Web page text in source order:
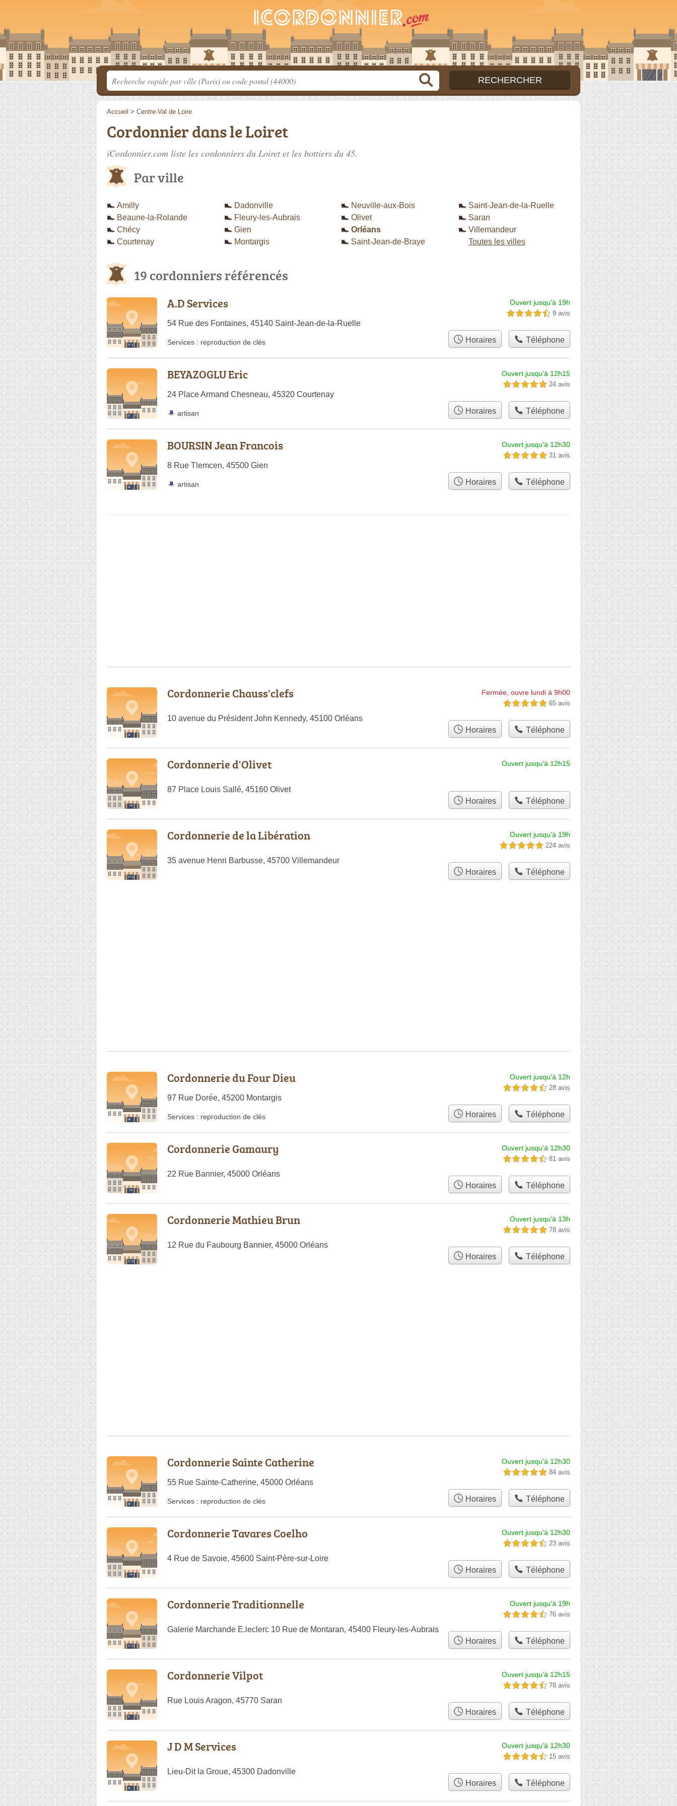
Accueil > Centre-Val de Loire
Cordonnier dans le Loiret
iCordonnier.com liste les cordonniers du Loiret et les bottiers du 45.
Par ville
Amilly
Beaune-la-Rolande
Chécy
Courtenay
Dadonville
Fleury-les-Aubrais
Gien
Montargis
Neuville-aux-Bois
Olivet
Orléans
Saint-Jean-de-Braye
Saint-Jean-de-la-Ruelle
Saran
Villemandeur
Toutes les villes
19 cordonniers référencés
A.D Services
54 Rue des Fontaines, 45140 Saint-Jean-de-la-Ruelle
Ouvert jusqu'à 19h
4,5 étoiles sur 5 9 avis
Services : reproduction de clés Horaires Téléphone
BEYAZOGLU Eric
24 Place Armand Chesneau, 45320 Courtenay
Ouvert jusqu'à 12h15
5,0 étoiles sur 5 24 avis
artisan Horaires Téléphone
BOURSIN Jean Francois
8 Rue Tlemcen, 45500 Gien
Ouvert jusqu'à 12h30
5,0 étoiles sur 5 31 avis
artisan Horaires Téléphone
Cordonnerie Chauss'clefs
10 avenue du Président John Kennedy, 45100 Orléans
Fermée, ouvre lundi à 9h00
5,0 étoiles sur 5 65 avis
Horaires Téléphone
Cordonnerie d'Olivet
87 Place Louis Sallé, 45160 Olivet
Ouvert jusqu'à 12h15
Horaires Téléphone
Cordonnerie de la Libération
35 avenue Henri Barbusse, 45700 Villemandeur
Ouvert jusqu'à 19h
5,0 étoiles sur 5 224 avis
Horaires Téléphone
Cordonnerie du Four Dieu
97 Rue Dorée, 45200 Montargis
Ouvert jusqu'à 12h
4,5 étoiles sur 5 28 avis
Services : reproduction de clés Horaires Téléphone
Cordonnerie Gamaury
22 Rue Bannier, 45000 Orléans
Ouvert jusqu'à 12h30
4,5 étoiles sur 5 81 avis
Horaires Téléphone
Cordonnerie Mathieu Brun
12 Rue du Faubourg Bannier, 45000 Orléans
Ouvert jusqu'à 13h
5,0 étoiles sur 5 78 avis
Horaires Téléphone
Cordonnerie Sainte Catherine
55 Rue Sainte-Catherine, 45000 Orléans
Ouvert jusqu'à 12h30
5,0 étoiles sur 5 84 avis
Services : reproduction de clés Horaires Téléphone
Cordonnerie Tavares Coelho
4 Rue de Savoie, 45600 Saint-Père-sur-Loire
Ouvert jusqu'à 12h30
4,5 étoiles sur 5 23 avis
Horaires Téléphone
Cordonnerie Traditionnelle
Galerie Marchande E.leclerc 10 Rue de Montaran, 45400 Fleury-les-Aubrais
Ouvert jusqu'à 19h
4,5 étoiles sur 5 76 avis
Horaires Téléphone
Cordonnerie Vilpot
Rue Louis Aragon, 45770 Saran
Ouvert jusqu'à 12h15
4,5 étoiles sur 5 78 avis
Horaires Téléphone
J D M Services
Lieu-Dit la Groue, 45300 Dadonville
Ouvert jusqu'à 12h30
4,5 étoiles sur 5 15 avis
Horaires Téléphone